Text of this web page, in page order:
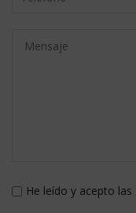
He leído y acepto las